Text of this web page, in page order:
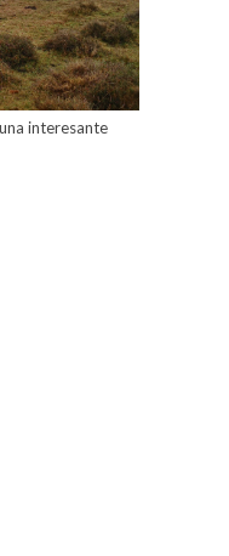
interesante